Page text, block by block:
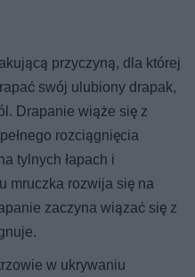
przyczyną, dla której
swój ulubiony drapak,
Drapanie wiąże się z
rozciągnięcia
tylnych łapach i
mruczka rozwija się na
zaczyna wiązać się z
w ukrywaniu